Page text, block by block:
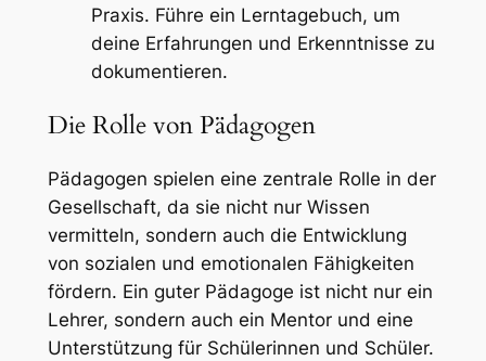
Praxis. Führe ein Lerntagebuch, um
deine Erfahrungen und Erkenntnisse zu
dokumentieren.
Die Rolle von Pädagogen
Pädagogen spielen eine zentrale Rolle in der
Gesellschaft, da sie nicht nur Wissen
vermitteln, sondern auch die Entwicklung
von sozialen und emotionalen Fähigkeiten
fördern. Ein guter Pädagoge ist nicht nur ein
Lehrer, sondern auch ein Mentor und eine
Unterstützung für Schülerinnen und Schüler.